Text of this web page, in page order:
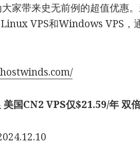
家带来史无前例的超值优惠
VPS和Windows VPS，
国CN2 VPS仅$21.59/年 双